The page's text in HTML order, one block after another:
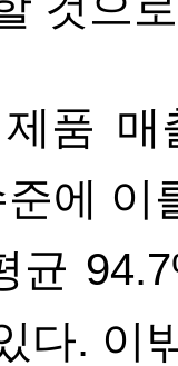
품
준에 이
균
다. 이